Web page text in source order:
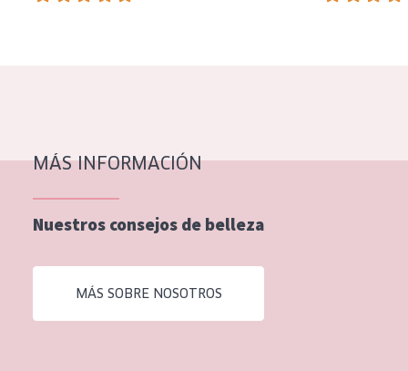
Lift+
Piel normal y seca
Piel mixata o grasa
Piel madura
Piel expuesta al sol
Piel menopáusica
MÁS INFORMACIÓN
Nuestros consejos de belleza
MÁS SOBRE NOSOTROS